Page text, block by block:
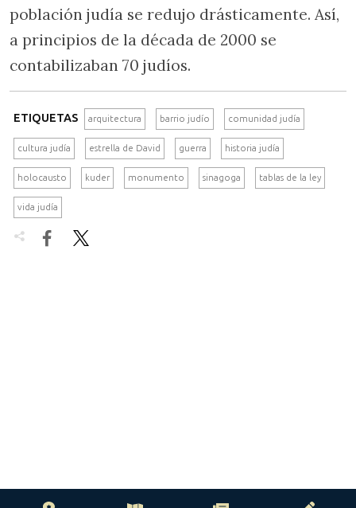
población judía se redujo drásticamente. Así,
a principios de la década de 2000 se
contabilizaban 70 judíos.
ETIQUETAS arquitectura barrio judío comunidad judía
cultura judía estrella de David guerra historia judía
holocausto kuder monumento sinagoga tablas de la ley
vida judía
 